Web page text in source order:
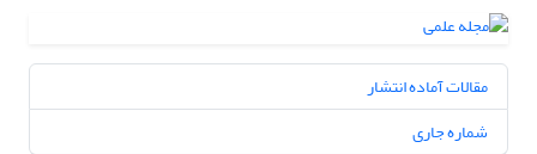
مقالات آماده انتشار
شماره جاری